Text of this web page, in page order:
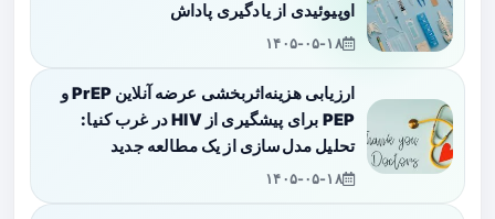
اوپیوئیدی از یادگیری پاداش
۱۴۰۵-۰۵-۱۸
ارزیابی هزینه‌اثربخشی عرضه آنلاین PrEP و
PEP برای پیشگیری از HIV در غرب کنیا:
تحلیل مدل‌سازی از یک مطالعه جدید
۱۴۰۵-۰۵-۱۸